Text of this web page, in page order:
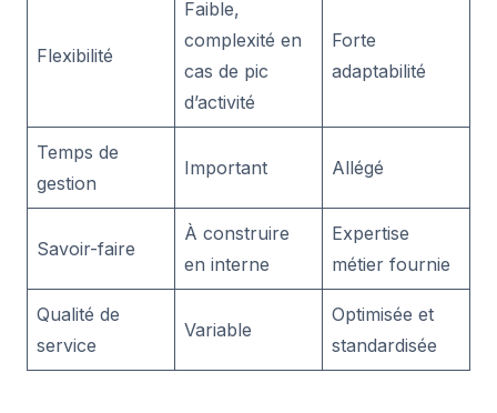
Flexibilité
Faible,
complexité en
cas de pic
d’activité
Forte
adaptabilité
Temps de
gestion
Important Allégé
Savoir-faire
À construire
en interne
Expertise
métier fournie
Qualité de
service
Variable
Optimisée et
standardisée